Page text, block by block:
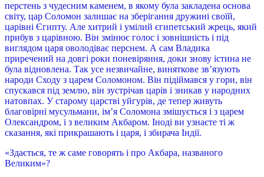
перстень з чудесним каменем, в якому була закладена основа
світу, цар Соломон залишає на зберігання дружині своїй,
царівні Єгипту. Але хитрий і умілий єгипетський жрець, який
прибув з царівною. Він змінює голос і зовнішність і під
виглядом царя оволодіває перснем. А сам Владика
приречений на довгі роки поневіряння, доки знову істина не
була відновлена. Так усе незвичайне, виняткове зв’язують
народи Сходу з царем Соломоном. Він підіймався у гори, він
спускався під землю, він зустрічав царів і зникав у народних
натовпах. У старому царстві уйгурів, де тепер живуть
благовірні мусульмани, ім’я Соломона змішується і з царем
Олександром, і з великим Акбаром. Іноді ви узнаєте ті ж
сказання, які прикрашають і царя, і збирача Індії.
«Здається, те ж саме говорять і про Акбара, названого
Великим»?